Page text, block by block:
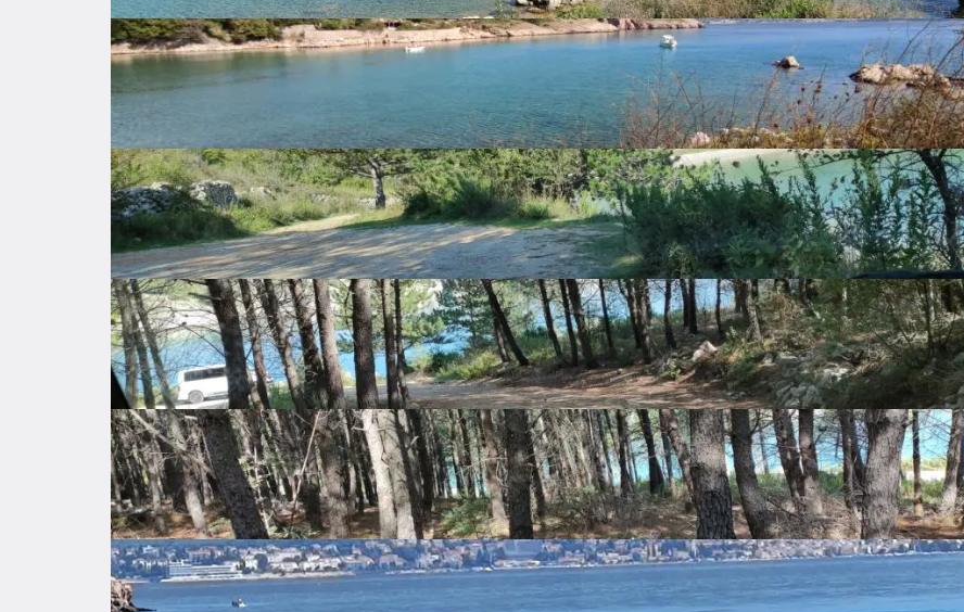
Listing ID: 28171583
Šilo
Primorsko-goranska županija
30.000 €
Description
Prodajem plac u prekrasnoj prirodnoj uvali Murvenica u neposrednoj blizini Šila. Mir i tišina udaljena pola
kilometra od prekrasnog Šila. Velika šljunčana plaža i male lučice u uvali za privez čamca čine ovo mjesto
idealnim za uživanje i spokojnim odmorom. Parcela ima i pristupnu cestu. Super uložen novac u
nekretninu kojoj vrijednost konstantno raste.
Cijena po dogovoru
Show more
Basic features
General info about the listing
Price
30.000 €
Price per square
meter
100 €
Land surface area
300 ㎡